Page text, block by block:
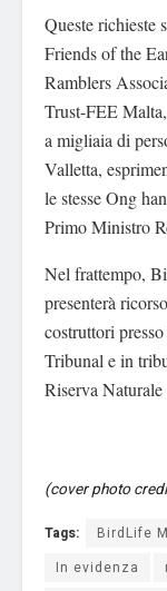
Queste richieste
Friends of the
Ramblers
Trust-FEE
a migliaia di
Valletta,
le stesse Ong
Primo Ministro
Nel frattempo,
presenterà
costruttori
Tribunal e in
Riserva
(cover photo
Tags: BirdLife
In evidenza